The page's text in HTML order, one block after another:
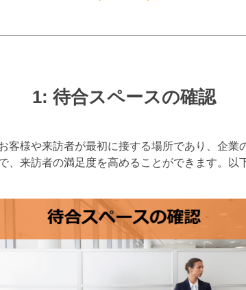
1: 待合スペースの確認
客様や来訪者が最初に接する場所であり、企業
、来訪者の満足度を高めることができます。以